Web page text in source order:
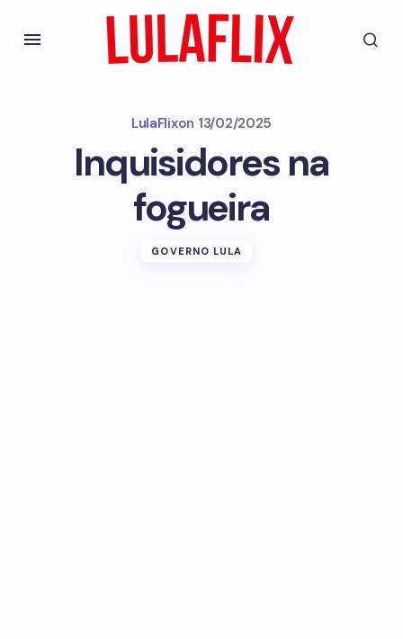
LulaFlixon 13/02/2025
Inquisidores na
fogueira
GOVERNO LULA